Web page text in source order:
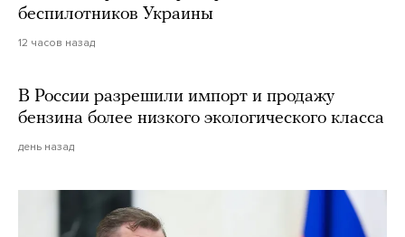
беспилотников Украины
12 часов назад
В России разрешили импорт и продажу
бензина более низкого экологического класса
день назад